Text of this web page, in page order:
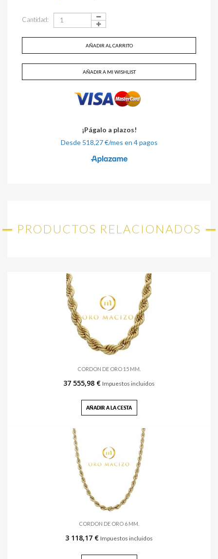
Cantidad:
AÑADIR AL CARRITO
AÑADIR A MI WISHLIST
PRODUCTOS RELACIONADOS
CORDON DE ORO 15 MM.
37 555,98 € Impuestos incluidos
AÑADIR A LA CESTA
CORDON DE ORO 6 MM.
3 118,17 € Impuestos incluidos